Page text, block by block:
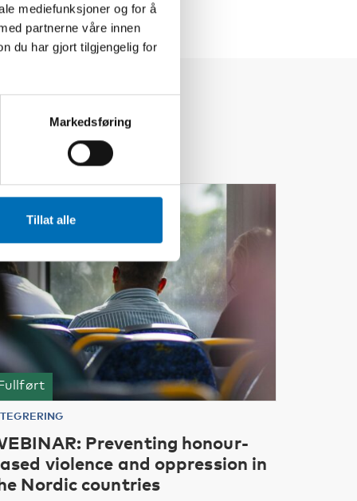
mediefunksjoner og for å
partnerne våre innen
du har gjort tilgjengelig for
Markedsføring
Tillat alle
24 MAR 2026
Preventing honour-
violence and oppression in
Nordic countries